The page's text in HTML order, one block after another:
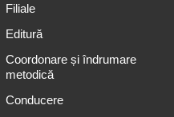
Filiale
Editură
Coordonare și îndrumare
metodică
Conducere